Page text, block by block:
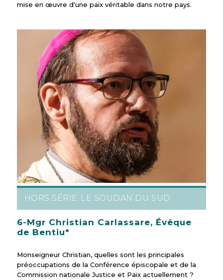
mise en œuvre d'une paix véritable dans notre pays.
HORS SÉRIE , LE SOUDAN DU SUD
6-Mgr Christian Carlassare, Évêque
de Bentiu*
Monseigneur Christian, quelles sont les principales
préoccupations de la Conférence épiscopale et de la
Commission nationale Justice et Paix actuellement ?